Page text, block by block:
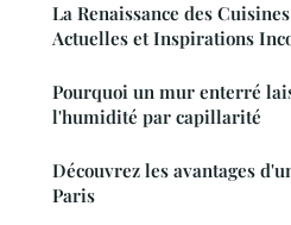
La Renaissance des
Actuelles et Inspirations
Pourquoi un mur enterré
l'humidité par capillarité
Découvrez les avantages
Paris